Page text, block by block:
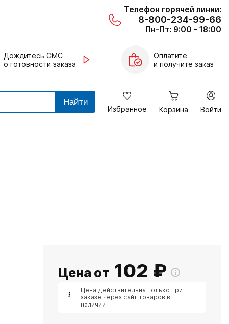
Телефон горячей линии:
8-800-234-99-66
Пн-Пт: 9:00 - 18:00
Дождитесь СМС
о готовности заказа
Оплатите
и получите заказ
Найти
Избранное Корзина Войти
Цена от 102 ₽
Цена действительна только при
заказе через сайт товаров в
наличии